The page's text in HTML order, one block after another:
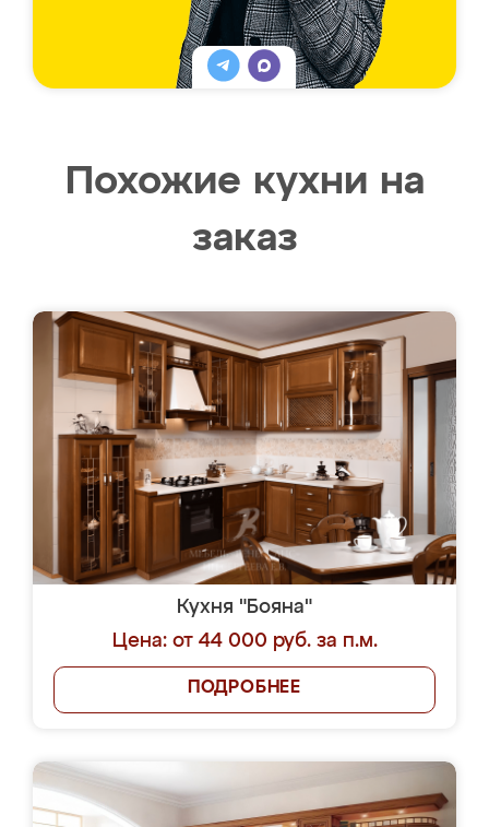
Похожие кухни на
заказ
Кухня "Бояна"
Цена: от 44 000 руб. за п.м.
ПОДРОБНЕЕ